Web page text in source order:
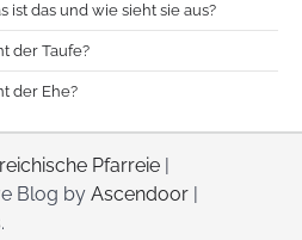
ist das und wie sieht sie aus?
der Taufe?
der Ehe?
Pfarreie |
Blog by Ascendoor |
.